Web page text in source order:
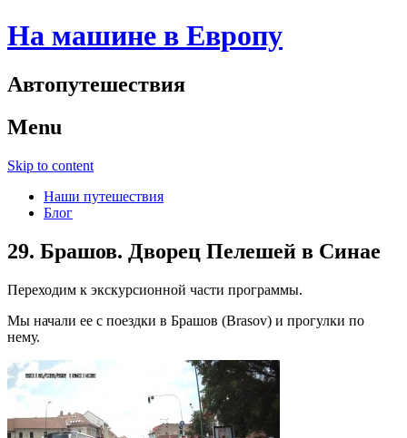
На машине в Европу
Автопутешествия
Menu
Skip to content
Наши путешествия
Блог
29. Брашов. Дворец Пелешей в Синае
Переходим к экскурсионной части программы.
Мы начали ее с поездки в Брашов (Brasov) и прогулки по
нему.